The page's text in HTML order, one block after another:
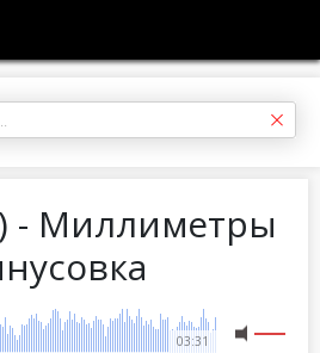
- Миллиметры
03:31